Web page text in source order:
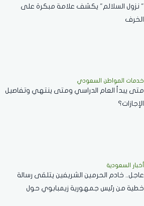
" نزول السلالم" يكشف علامة مبكرة على
الخرف
خدمات المواطن السعودي
‏متى يبدأ العام الدراسي ومتى ينتهي وتفاصيل
الإجازات؟
أخبار السعودية
عاجل.. خادم الحرمين الشريفين يتلقى رسالة
خطية من رئيس جمهورية زيمبابوي حول